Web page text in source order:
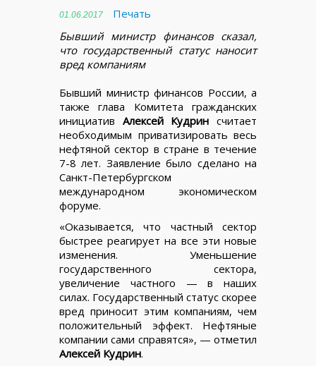
01.06.2017
Печать
Бывший министр финансов сказал,
что государственный статус наносит
вред компаниям
Бывший министр финансов России, а
также глава Комитета гражданских
инициатив Алексей Кудрин считает
необходимым приватизировать весь
нефтяной сектор в стране в течение
7-8 лет. Заявление было сделано на
Санкт-Петербургском
международном экономическом
форуме.
«Оказывается, что частный сектор
быстрее реагирует на все эти новые
изменения. Уменьшение
государственного сектора,
увеличение частного — в наших
силах. Государственный статус скорее
вред приносит этим компаниям, чем
положительный эффект. Нефтяные
компании сами справятся», — отметил
Алексей Кудрин.